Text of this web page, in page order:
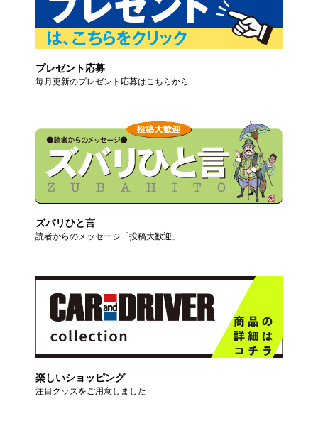
プレゼント応募
毎月更新のプレゼント応募はこちらから
ズバリひと言
読者からのメッセージ「投稿大歓迎」
楽しいショッピング
注目グッズをご用意しました